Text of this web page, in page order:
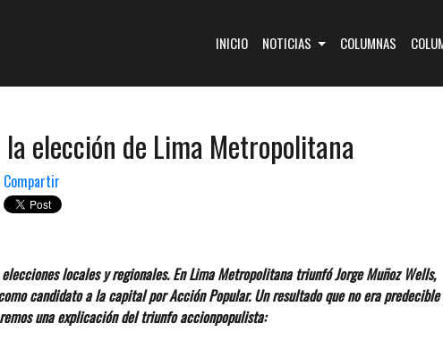
INICIO(CURRENT)
NOTICIAS COLUMNAS
elección de Lima Metropolitana
Compartir
locales y regionales. En Lima Metropolitana triunfó Jorge Muñoz Wells,
candidato a la capital por Acción Popular. Un resultado que no era predecible
una explicación del triunfo accionpopulista: